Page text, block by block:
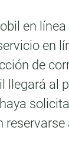
en
en
de
llegará al